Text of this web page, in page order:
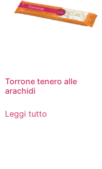
Torrone tenero alle
arachidi
Leggi tutto